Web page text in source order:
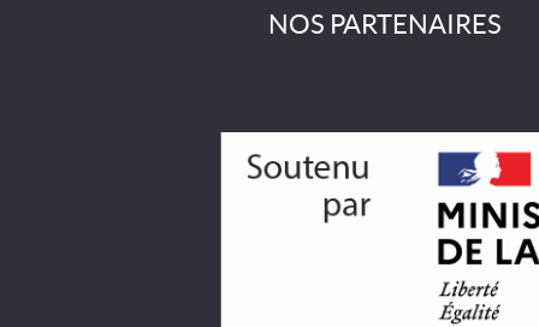
NOS PARTENAIRES